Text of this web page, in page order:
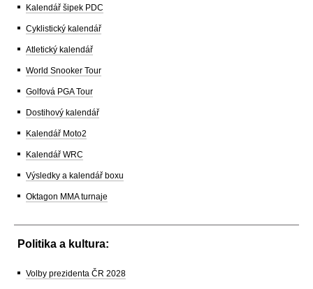
Kalendář šipek PDC
Cyklistický kalendář
Atletický kalendář
World Snooker Tour
Golfová PGA Tour
Dostihový kalendář
Kalendář Moto2
Kalendář WRC
Výsledky a kalendář boxu
Oktagon MMA turnaje
Politika a kultura:
Volby prezidenta ČR 2028